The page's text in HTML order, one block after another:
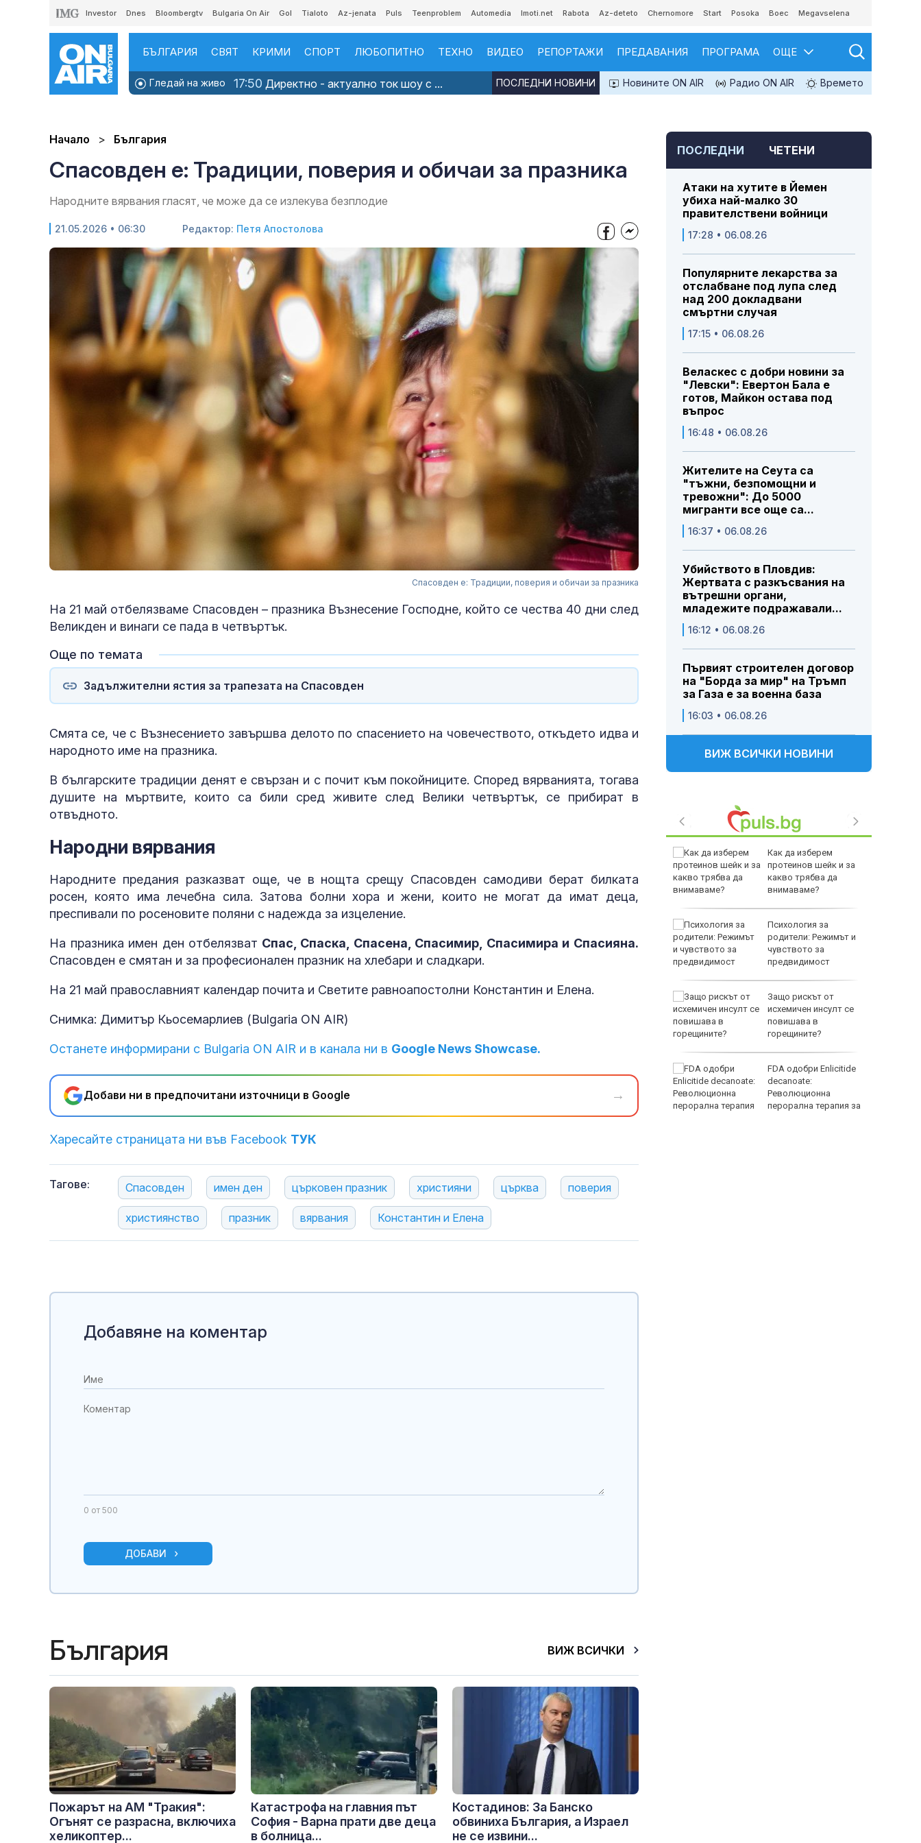
Investor Dnes Bloombergtv Bulgaria On Air Gol Tialoto Az-jenata Puls Teenproblem Automedia Imoti.net Rabota Az-deteto Chernomore Start Posoka Boec Megavselena
БЪЛГАРИЯ СВЯТ КРИМИ СПОРТ ЛЮБОПИТНО ТЕХНО ВИДЕО РЕПОРТАЖИ ПРЕДАВАНИЯ ПРОГРАМА ОЩЕ
Гледай на живо 17:50 Директно - актуално ток шоу с ... Новините ON AIR Радио ON AIR Времето
ПОСЛЕДНИ НОВИНИ
Начало България
Спасовден е: Традиции, поверия и обичаи за празника
Народните вярвания гласят, че може да се излекува безплодие
21.05.2026 • 06:30 Редактор: Петя Апостолова
Спасовден е: Традиции, поверия и обичаи за празника
На 21 май отбелязваме Спасовден – празника Възнесение Господне, който се чества 40 дни след
Великден и винаги се пада в четвъртък.
Още по темата
Задължителни ястия за трапезата на Спасовден
Смята се, че с Възнесението завършва делото по спасението на човечеството, откъдето идва и
народното име на празника.
В българските традиции денят е свързан и с почит към покойниците. Според вярванията, тогава
душите на мъртвите, които са били сред живите след Велики четвъртък, се прибират в
отвъдното.
Народни вярвания
Народните предания разказват още, че в нощта срещу Спасовден самодиви берат билката
росен, която има лечебна сила. Затова болни хора и жени, които не могат да имат деца,
преспивали по росеновите поляни с надежда за изцеление.
На празника имен ден отбелязват Спас, Спаска, Спасена, Спасимир, Спасимира и Спасияна.
Спасовден е смятан и за професионален празник на хлебари и сладкари.
На 21 май православният календар почита и Светите равноапостолни Константин и Елена.
Снимка: Димитър Кьосемарлиев (Bulgaria ON AIR)
Останете информирани с Bulgaria ON AIR и в канала ни в Google News Showcase.
Добави ни в предпочитани източници в Google →
Харесайте страницата ни във Facebook ТУК
Тагове: Спасовден имен ден църковен празник християни църква поверия
християнство празник вярвания Константин и Елена
ПОСЛЕДНИ ЧЕТЕНИ
Атаки на хутите в Йемен
убиха най-малко 30
правителствени войници
17:28 • 06.08.26
Популярните лекарства за
отслабване под лупа след
над 200 докладвани
смъртни случая
17:15 • 06.08.26
Веласкес с добри новини за
"Левски": Евертон Бала е
готов, Майкон остава под
въпрос
16:48 • 06.08.26
Жителите на Сеута са
"тъжни, безпомощни и
тревожни": До 5000
мигранти все още са...
16:37 • 06.08.26
Убийството в Пловдив:
Жертвата с разкъсвания на
вътрешни органи,
младежите подражавали...
16:12 • 06.08.26
Първият строителен договор
на "Борда за мир" на Тръмп
за Газа е за военна база
16:03 • 06.08.26
ВИЖ ВСИЧКИ НОВИНИ
досега изображения
на повърхността на
Слънцето
населените места в
периметъра на пожара
Скалният саркофаг от
Как да изберем
протеинов шейк и за
какво трябва да
внимаваме?
Психология за
родители: Режимът и
чувството за
предвидимост
Защо рискът от
исхемичен инсулт се
повишава в
горещините?
FDA одобри Еnlicitide
decanoate:
Революционна
перорална терапия за
Добавяне на коментар
0 от 500
ДОБАВИ
България ВИЖ ВСИЧКИ
Пожарът на АМ "Тракия":
Огънят се разрасна, включиха
хеликоптер...
Катастрофа на главния път
София - Варна прати две деца
в болница...
Костадинов: За Банско
обвиниха България, а Израел
не се извини...